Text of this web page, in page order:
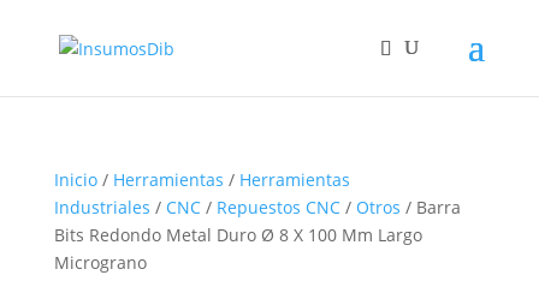
Inicio/ Herramientas / Herramientas
Industriales / CNC/ Repuestos CNC/ Otros / Barra
Bits Redondo Metal Duro Ø 8 X 100 Mm Largo
Micrograno